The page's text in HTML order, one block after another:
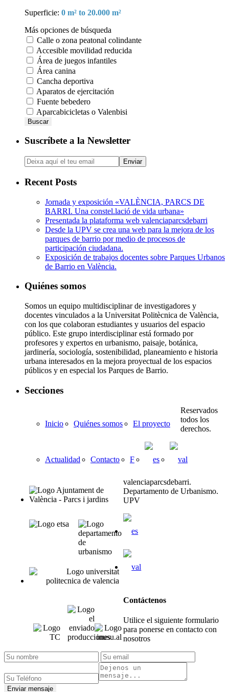
Superficie: 0 m² to 20.000 m²
Más opciones de búsqueda
Calle o zona peatonal colindante
Accesible movilidad reducida
Área de juegos infantiles
Área canina
Cancha deportiva
Aparatos de ejercitación
Fuente bebedero
Aparcabicicletas o Valenbisi
Buscar
Suscríbete a la Newsletter
Recent Posts
Jornada y exposición «VALÈNCIA, PARCS DE
BARRI. Una constel.lació de vida urbana»
Presentada la plataforma web valenciaparcsdebarri
Desde la UPV se crea una web para la mejora de los
parques de barrio por medio de procesos de
participación ciudadana.
Exposición de trabajos docentes sobre Parques Urbanos
de Barrio en València.
Quiénes somos
Somos un equipo multidisciplinar de investigadores y
docentes vinculados a la Universitat Politècnica de València,
con los que colaboran estudiantes y usuarios del espacio
público. Este grupo interdisciplinar está formado por
profesores y expertos en urbanismo, paisaje, botánica,
jardinería, sociología, sostenibilidad, planeamiento e historia
urbana interesados en la mejora proyectual de los espacios
públicos y en especial los Parques de Barrio.
Secciones
Inicio Quiénes somos El proyecto
Actualidad Contacto F
Reservados
todos los
derechos.
valenciaparcsdebarri.
Departamento de Urbanismo.
UPV
Contáctenos
Utilice el siguiente formulario
para ponerse en contacto con
nosotros
Enviar mensaje